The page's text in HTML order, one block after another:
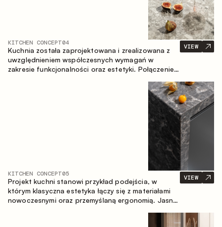
KITCHEN CONCEPT04
Kuchnia została zaprojektowana i zrealizowana z
uwzględnieniem współczesnych wymagań w
zakresie funkcjonalności oraz estetyki. Połączenie
VIEW
KITCHEN CONCEPT05
Projekt kuchni stanowi przykład podejścia, w
którym klasyczna estetyka łączy się z materiałami
nowoczesnymi oraz przemyślaną ergonomią. Jasna
VIEW